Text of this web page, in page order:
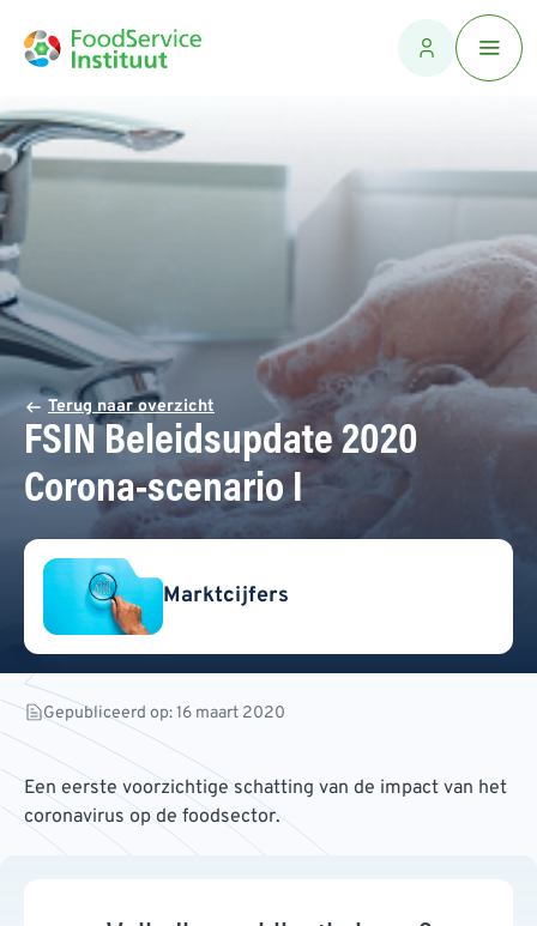
Terug naar overzicht
FSIN Beleidsupdate 2020
Corona-scenario I
Marktcijfers
Gepubliceerd op: 16 maart 2020
Een eerste voorzichtige schatting van de impact van het
coronavirus op de foodsector.